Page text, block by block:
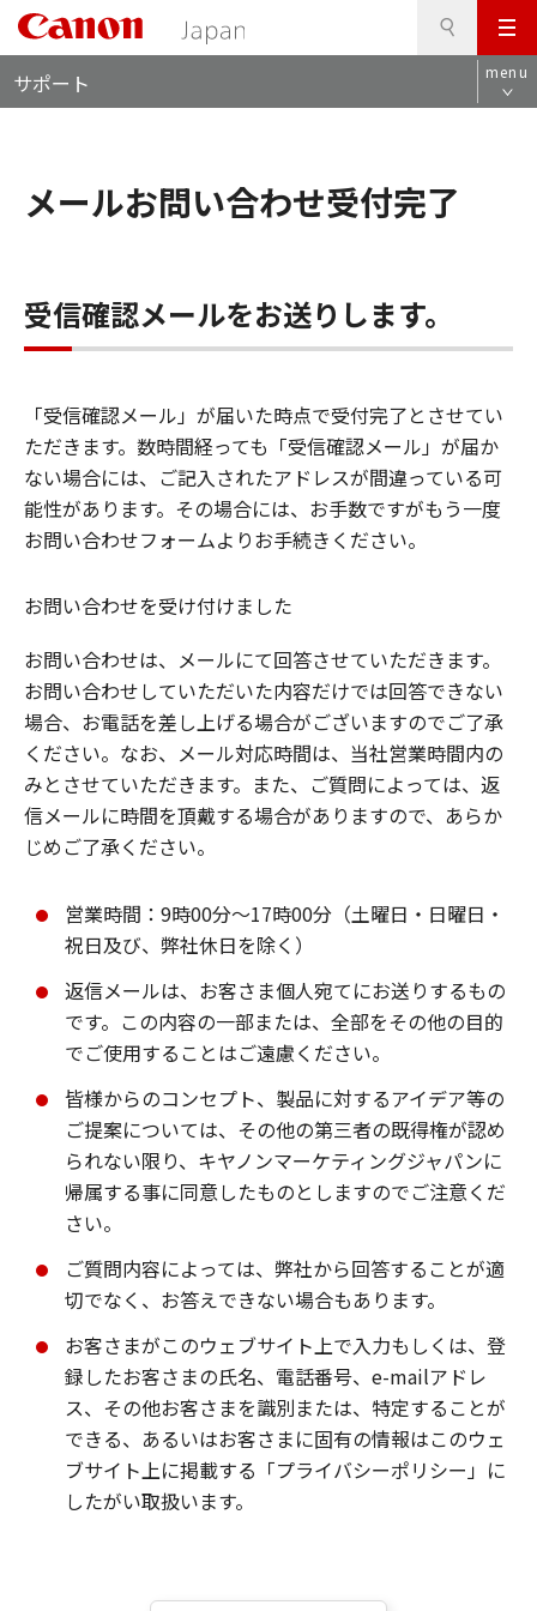
メ
ニ
ュ
サポート menu
メールお問い合わせ受付完了
受信確認メールをお送りします。
「受信確認メール」が届いた時点で受付完了とさせてい
ただきます。数時間経っても「受信確認メール」が届か
ない場合には、ご記入されたアドレスが間違っている可
能性があります。その場合には、お手数ですがもう一度
お問い合わせフォームよりお手続きください。
お問い合わせを受け付けました
お問い合わせは、メールにて回答させていただきます。
お問い合わせしていただいた内容だけでは回答できない
場合、お電話を差し上げる場合がございますのでご了承
ください。なお、メール対応時間は、当社営業時間内の
みとさせていただきます。また、ご質問によっては、返
信メールに時間を頂戴する場合がありますので、あらか
じめご了承ください。
営業時間：9時00分～17時00分（土曜日・日曜日・
祝日及び、弊社休日を除く）
返信メールは、お客さま個人宛てにお送りするもの
です。この内容の一部または、全部をその他の目的
でご使用することはご遠慮ください。
皆様からのコンセプト、製品に対するアイデア等の
ご提案については、その他の第三者の既得権が認め
られない限り、キヤノンマーケティングジャパンに
帰属する事に同意したものとしますのでご注意くだ
さい。
ご質問内容によっては、弊社から回答することが適
切でなく、お答えできない場合もあります。
お客さまがこのウェブサイト上で入力もしくは、登
録したお客さまの氏名、電話番号、e-mailアドレ
ス、その他お客さまを識別または、特定することが
できる、あるいはお客さまに固有の情報はこのウェ
ブサイト上に掲載する「プライバシーポリシー」に
したがい取扱います。